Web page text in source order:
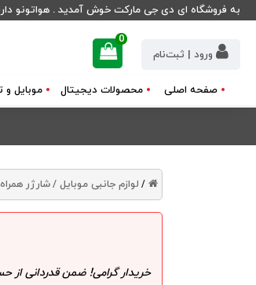
به فروشگاه ای دی جی مارکت خوش آمدید . هواتونو
ورود | ثبت‌نام
0
صفحه اصلی محصولات دیجیتال موبایل و
/ لوازم جانبی موبایل /شارژر
خریدار گرامی! ضمن قدردانی از